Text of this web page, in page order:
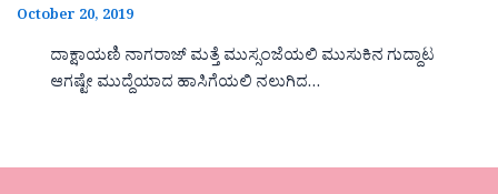
October 20, 2019
ದಾಕ್ಷಾಯಣಿ ನಾಗರಾಜ್ ಮತ್ತೆ ಮುಸ್ಸಂಜೆಯಲಿ ಮುಸುಕಿನ ಗುದ್ದಾಟ
ಆಗಷ್ಟೇ ಮುದ್ದೆಯಾದ ಹಾಸಿಗೆಯಲಿ ನಲುಗಿದ…